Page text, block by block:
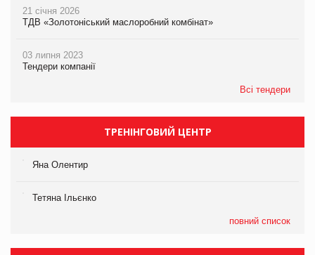
21 січня 2026
ТДВ «Золотоніський маслоробний комбінат»
03 липня 2023
Тендери компанії
Всі тендери
ТРЕНІНГОВИЙ ЦЕНТР
Яна Олентир
Тетяна Ільєнко
повний список